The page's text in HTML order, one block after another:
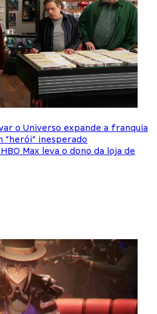
o Universo expande a franquia
“herói” inesperado
Max leva o dono da loja de